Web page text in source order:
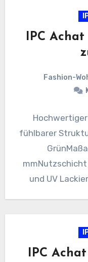
IPC
Fashion-
fühlbarer
und UV
IPC